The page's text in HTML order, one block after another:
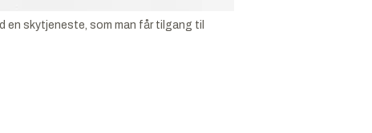
en skytjeneste, som man får tilgang til